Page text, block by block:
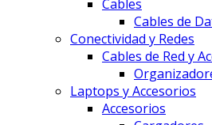
Cables
Cables de
Conectividad y Redes
Cables de Red y
Laptops y Accesorios
Accesorios